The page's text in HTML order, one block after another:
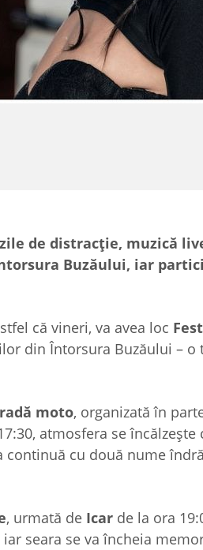
de distracție, muzică
Buzăului, iar
că vineri, va avea loc
din Întorsura Buzăului –
moto, organizată în
atmosfera se
continuă cu două nume
, urmată de Icar de la ora
iar seara se va încheia